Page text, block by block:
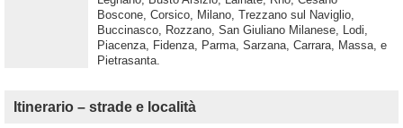
Boscone, Corsico, Milano, Trezzano sul Naviglio,
Buccinasco, Rozzano, San Giuliano Milanese, Lodi,
Piacenza, Fidenza, Parma, Sarzana, Carrara, Massa, e
Pietrasanta.
Itinerario – strade e località